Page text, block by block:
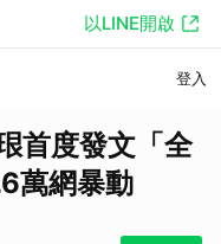
以LINE開啟
登入
首度發文「全
萬網暴動